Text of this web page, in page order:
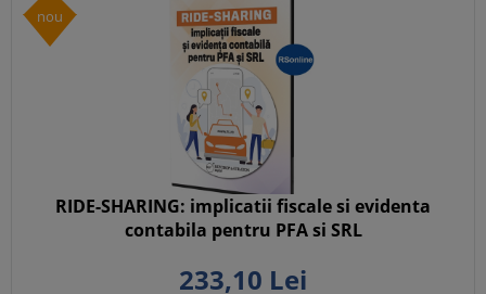
nou
RIDE-SHARING: implicatii fiscale si evidenta
contabila pentru PFA si SRL
233,10 Lei